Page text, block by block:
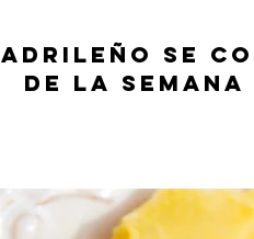
adrileño se
de la semana